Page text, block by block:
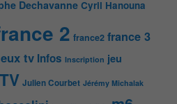
Dechavanne Cyril Hanouna
2 france2 france 3
tv Infos Inscription jeu
Julien Courbet Jérémy Michalak